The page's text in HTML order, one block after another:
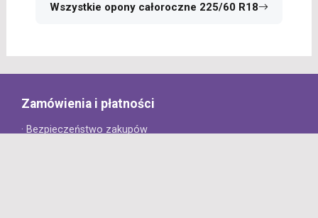
Wszystkie opony całoroczne 225/60 R18
Zamówienia i płatności
· Bezpieczeństwo zakupów